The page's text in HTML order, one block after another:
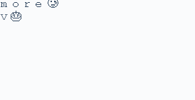
🥲
🎂